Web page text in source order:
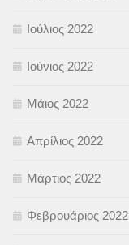
Ιούλιος 2022
Ιούνιος 2022
Μάιος 2022
Απρίλιος 2022
Μάρτιος 2022
Φεβρουάριος 2022